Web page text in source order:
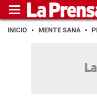
INICIO MENTE SANA